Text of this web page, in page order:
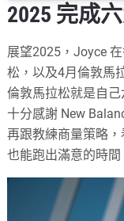
2025 完成
展望2025，Joyce
松，以及4月倫敦馬
倫敦馬拉松就是自
十分感謝 New
再跟教練商量策略
也能跑出滿意的時間